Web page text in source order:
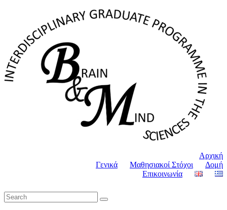
Αρχική
Γενικά
Μαθησιακοί Στόχοι
Δομή
Επικοινωνία